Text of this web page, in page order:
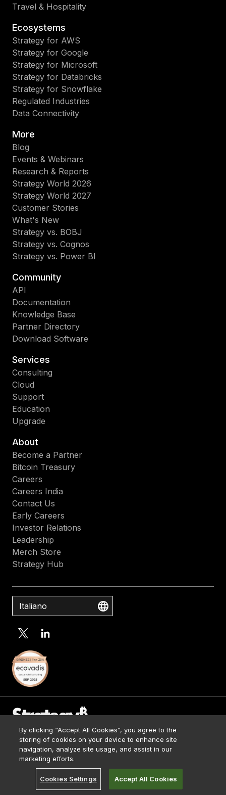
Travel & Hospitality
Ecosystems
Strategy for AWS
Strategy for Google
Strategy for Microsoft
Strategy for Databricks
Strategy for Snowflake
Regulated Industries
Data Connectivity
More
Blog
Events & Webinars
Research & Reports
Strategy World 2026
Strategy World 2027
Customer Stories
What's New
Strategy vs. BOBJ
Strategy vs. Cognos
Strategy vs. Power BI
Community
API
Documentation
Knowledge Base
Partner Directory
Download Software
Services
Consulting
Cloud
Support
Education
Upgrade
About
Become a Partner
Bitcoin Treasury
Careers
Careers India
Contact Us
Early Careers
Investor Relations
Leadership
Merch Store
Strategy Hub
Italiano
© 2026 Strategy. All Rights Reserved.
Contact Us
Media Kit
Terms of Use
Privacy Policy
By clicking “Accept All Cookies”, you agree to the
storing of cookies on your device to enhance site
navigation, analyze site usage, and assist in our
marketing efforts.
Cookies Settings Accept All Cookies